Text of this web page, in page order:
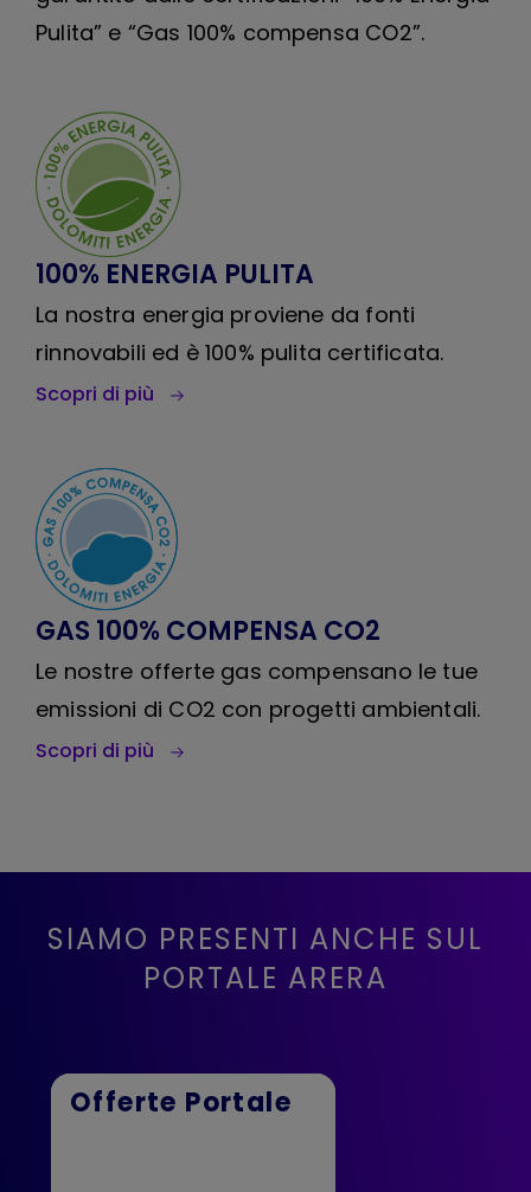
Pulita” e “Gas 100% compensa CO2”.
100% ENERGIA PULITA
La nostra energia proviene da fonti
rinnovabili ed è 100% pulita certificata.
Scopri di più
GAS 100% COMPENSA CO2
Le nostre offerte gas compensano le tue
emissioni di CO2 con progetti ambientali.
Scopri di più
SIAMO PRESENTI ANCHE SUL
PORTALE ARERA
Offerte Portale